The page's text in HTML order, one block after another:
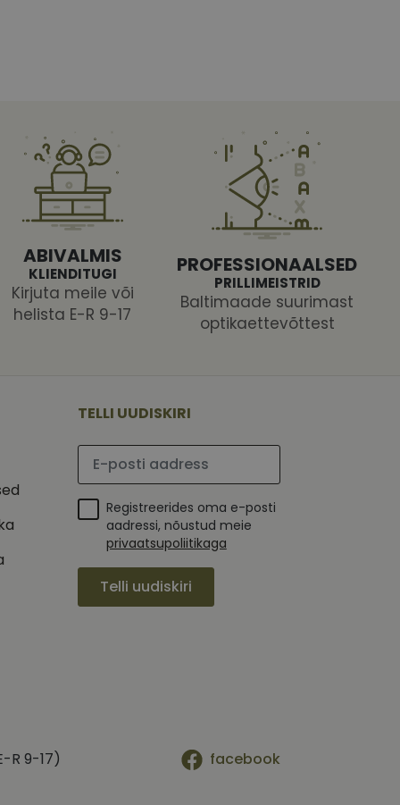
ABIVALMIS
KLIENDITUGI
Kirjuta meile või
helista E-R 9-17
PROFESSIONAALSED
PRILLIMEISTRID
Baltimaade suurimast
optikaettevõttest
TELLI UUDISKIRI
Palun sisesta e-posti aadress
Registreerides oma e-posti
aadressi, nõustud meie
privaatsupoliitikaga
Telli uudiskiri
R 9-17) facebook
küpsiste
selleks, et Cookie-
See on
eest
kasutajate
andmete
aadressi
kohta, mida
teha kindlaks,
reaalajas